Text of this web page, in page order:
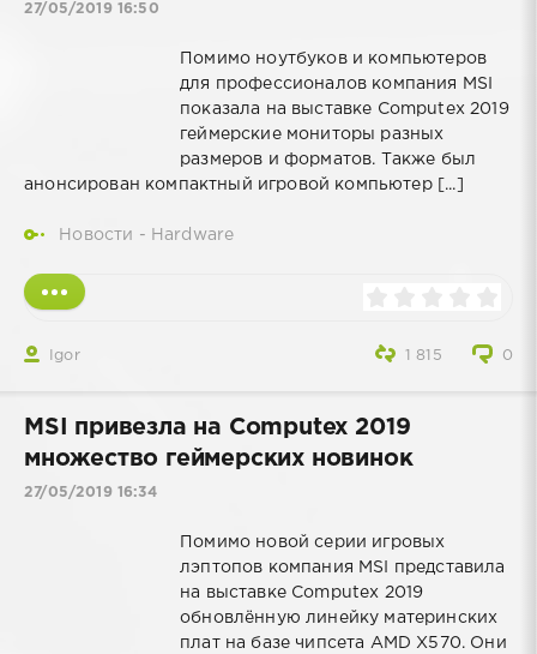
27/05/2019 16:50
Помимо ноутбуков и компьютеров
для профессионалов компания MSI
показала на выставке Computex 2019
геймерские мониторы разных
размеров и форматов. Также был
анонсирован компактный игровой компьютер [...]
Новости - Hardware
Igor 0
1 815
MSI привезла на Computex 2019
множество геймерских новинок
27/05/2019 16:34
Помимо новой серии игровых
лэптопов компания MSI представила
на выставке Computex 2019
обновлённую линейку материнских
плат на базе чипсета AMD X570. Они